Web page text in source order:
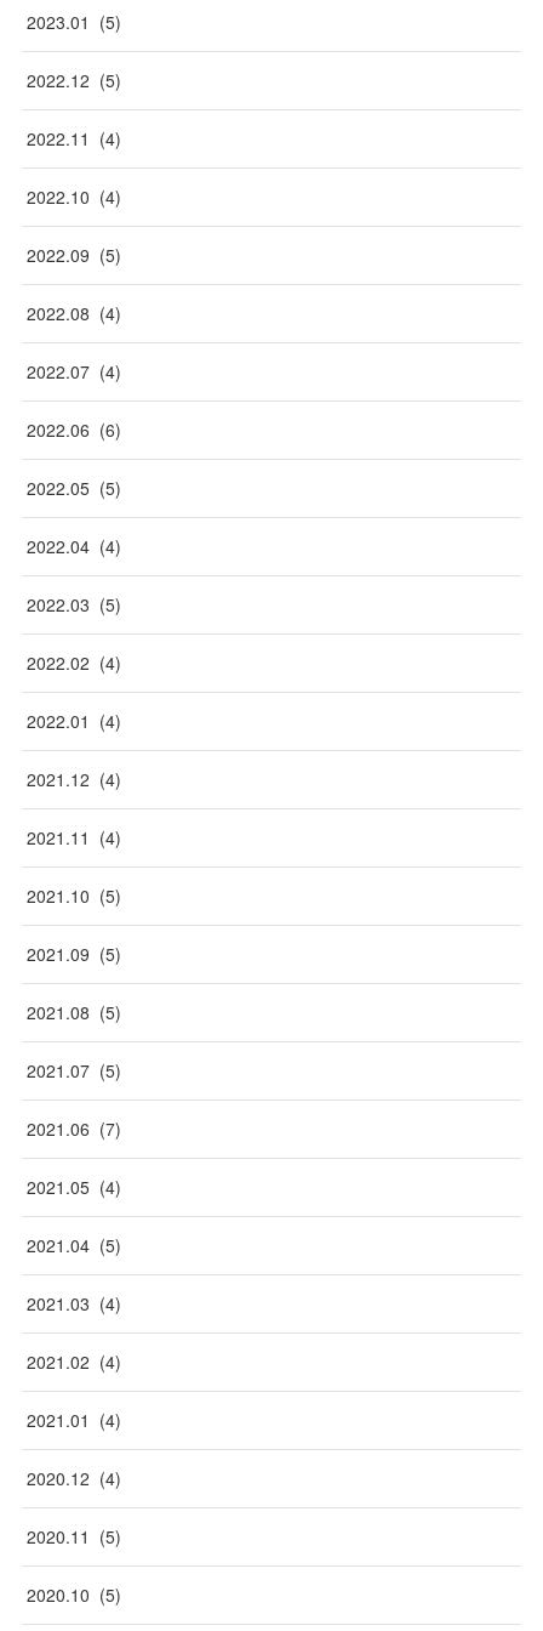
2023.01 (5)
2022.12 (5)
2022.11 (4)
2022.10 (4)
2022.09 (5)
2022.08 (4)
2022.07 (4)
2022.06 (6)
2022.05 (5)
2022.04 (4)
2022.03 (5)
2022.02 (4)
2022.01 (4)
2021 .12 (4)
2021 .11 (4)
2021 .10 (5)
2021 .09 (5)
2021 .08 (5)
2021 .07 (5)
2021 .06 (7)
2021 .05 (4)
2021 .04 (5)
2021 .03 (4)
2021 .02 (4)
2021 .01 (4)
2020.12 (4)
2020.11 (5)
2020.10 (5)